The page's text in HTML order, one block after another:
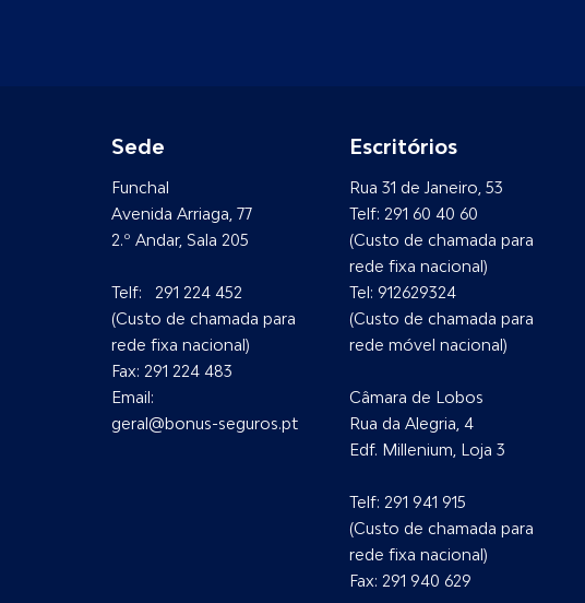
Sede
Funchal
Avenida Arriaga, 77
2.º Andar, Sala 205
Telf:
291 224 452
(Custo de chamada para
rede fixa nacional)
Fax: 291 224 483
Email:
geral@bonus-seguros.pt
Escritórios
Rua 31 de Janeiro, 53
Telf: 291 60 40 60
(Custo de chamada para
rede fixa nacional)
Tel: 912629324
(Custo de chamada para
rede móvel nacional)
Câmara de Lobos
Rua da Alegria, 4
Edf. Millenium, Loja 3
Telf: 291 941 915
(Custo de chamada para
rede fixa nacional)
Fax: 291 940 629